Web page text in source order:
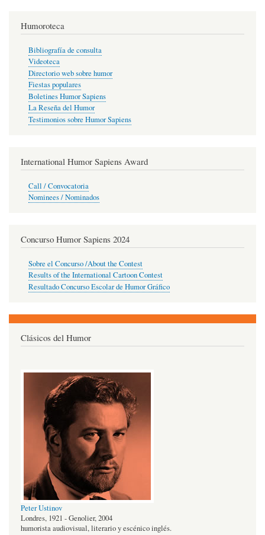
Humoroteca
Bibliografía de consulta
Videoteca
Directorio web sobre humor
Fiestas populares
Boletines Humor Sapiens
La Reseña del Humor
Testimonios sobre Humor Sapiens
International Humor Sapiens Award
Call / Convocatoria
Nominees / Nominados
Concurso Humor Sapiens 2024
Sobre el Concurso /About the Contest
Results of the International Cartoon Contest
Resultado Concurso Escolar de Humor Gráfico
Clásicos del Humor
Peter Ustinov
Londres, 1921 - Genolier, 2004
humorista audiovisual, literario y escénico inglés.